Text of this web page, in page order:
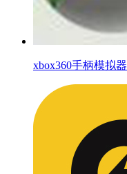
xbox360手柄模拟器